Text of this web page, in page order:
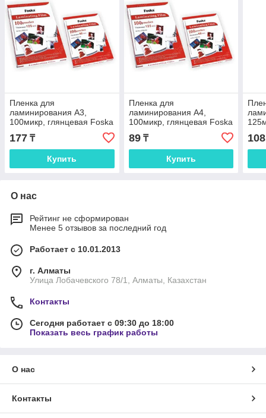
Пленка для
ламинирования А3,
100микр, глянцевая Foska
177 ₸
Купить
Пленка для
ламинирования А4,
100микр, глянцевая Foska
89₸
Купить
108
О нас
Рейтинг не сформирован
Менее 5 отзывов за последний год
Работает с 10.01.2013
г. Алматы
Улица Лобачевского 78/1, Алматы, Казахстан
Контакты
Сегодня работает с 09:30 до 18:00
Показать весь график работы
О нас
Контакты